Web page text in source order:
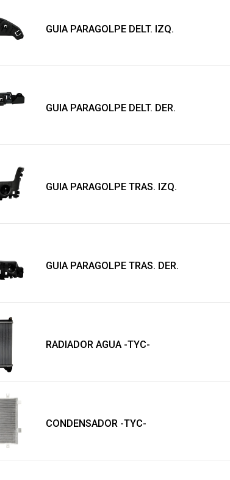
GUIA PARAGOLPE DELT. IZQ.
GUIA PARAGOLPE DELT. DER.
GUIA PARAGOLPE TRAS. IZQ.
GUIA PARAGOLPE TRAS. DER.
RADIADOR AGUA -TYC-
CONDENSADOR -TYC-